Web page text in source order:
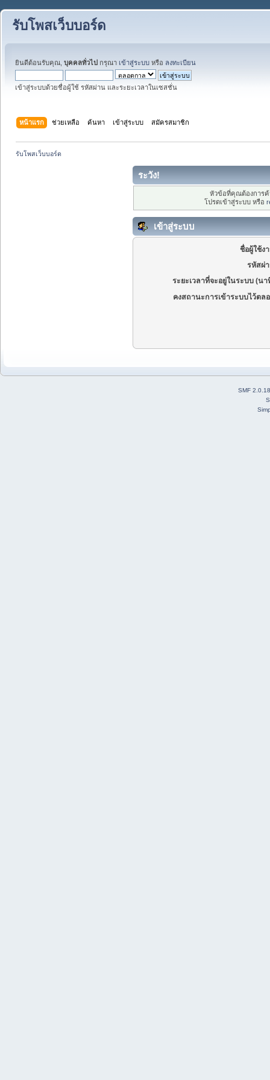
รับโพสเว็บบอร์ด
ยินดีต้อนรับคุณ, บุคคลทั่วไป กรุณา เข้าสู่ระบบ หรือ ลงทะเบียน
เข้าสู่ระบบด้วยชื่อผู้ใช้ รหัสผ่าน และระยะเวลาในเซสชั่น
หน้าแรก ช่วยเหลือ ค้นหา เข้าสู่ระบบ สมัครสมาชิก
รับโพสเว็บบอร์ด
ระวัง!
หัวข้อที่คุณต้องการ
โปรดเข้าสู่ระบบ หรือ
เข้าสู่ระบบ
ชื่อผู้ใช้ง
รหัสผ่
ระยะเวลาที่จะอยู่ในระบบ (นา
คงสถานะการเข้าระบบไว้ตล
SMF 2.0.18